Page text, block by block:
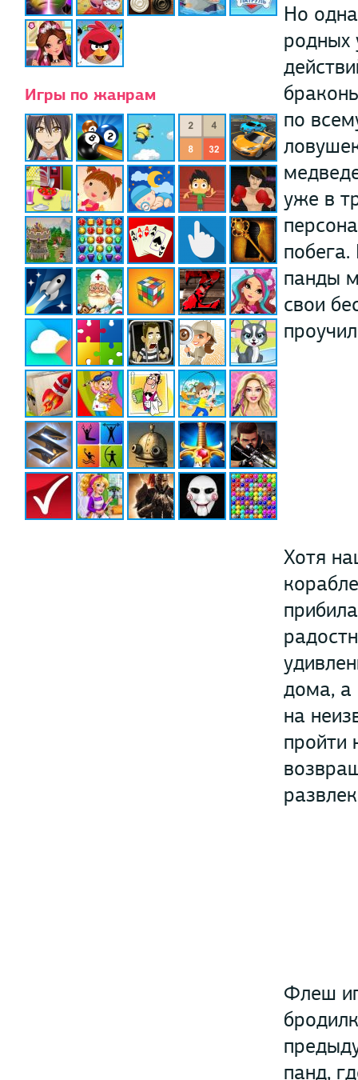
Игры по жанрам
Но
родных
по
уже в
панды
свои
Хотя
дома, а
на
пройти
Флеш
панд,